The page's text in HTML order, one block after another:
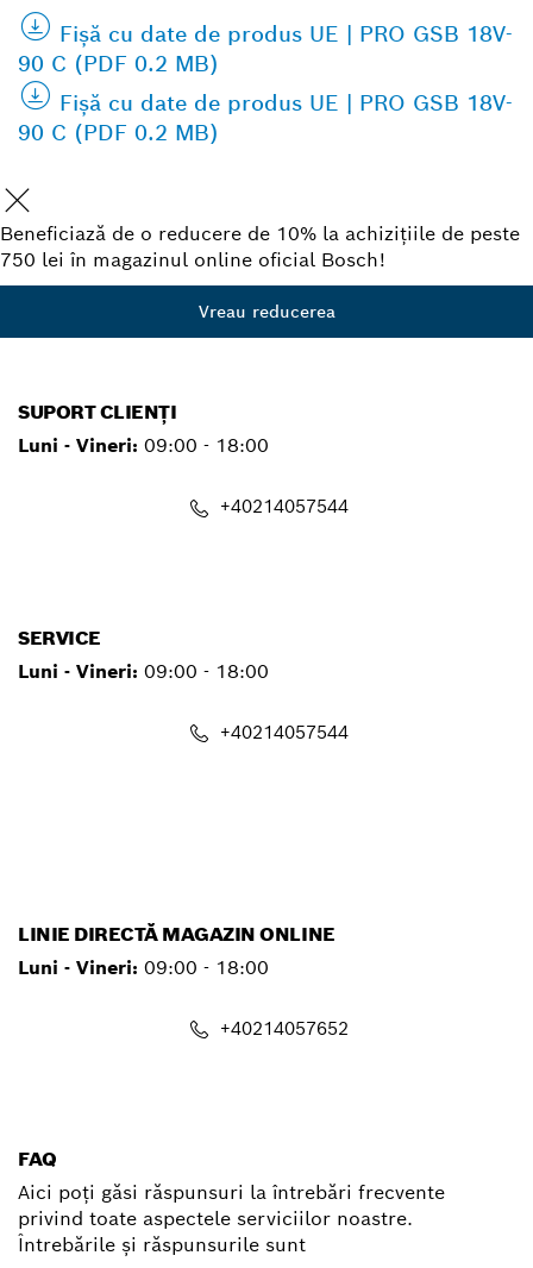
Fișă cu date de produs UE | PRO GSB 18V-
90 C (PDF 0.2 MB)
Fișă cu date de produs UE | PRO GSB 18V-
90 C (PDF 0.2 MB)
Beneficiază de o reducere de 10% la achizițiile de peste
750 lei în magazinul online oficial Bosch!
Vreau reducerea
SUPORT CLIENȚI
Luni - Vineri: 09:00 - 18:00
+40214057544
SERVICE
Luni - Vineri: 09:00 - 18:00
+40214057544
LINIE DIRECTĂ MAGAZIN ONLINE
Luni - Vineri: 09:00 - 18:00
+40214057652
FAQ
Aici poți găsi răspunsuri la întrebări frecvente
privind toate aspectele serviciilor noastre.
Întrebările și răspunsurile sunt